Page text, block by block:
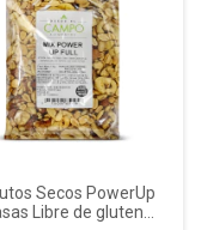
Secos PowerUp
Libre de gluten